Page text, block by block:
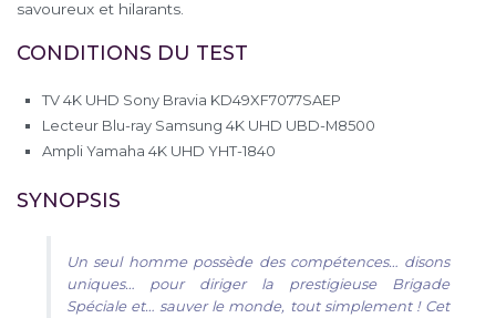
savoureux et hilarants.
CONDITIONS DU TEST
TV 4K UHD Sony Bravia KD49XF7077SAEP
Lecteur Blu-ray Samsung 4K UHD UBD-M8500
Ampli Yamaha 4K UHD YHT-1840
SYNOPSIS
Un seul homme possède des compétences… disons
uniques… pour diriger la prestigieuse Brigade
Spéciale et… sauver le monde, tout simplement ! Cet